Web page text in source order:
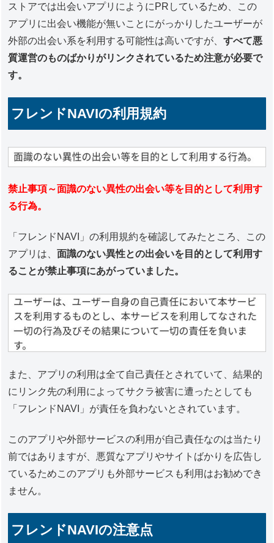
ストアでは出会いアプリにようにPRしているため、この
アプリに出会い機能が無いことにがっかりしたユーザーが
外部の出会い系を利用する可能性は高いですが、すべて悪
質運営のものばかりがリンクされているため注意が必要で
す。
フレンドNAVIの利用規約
禁止事項～面識のない異性の出会い等を目的として利用す
る行為。
「フレンドNAVI」の利用規約を確認してみたところ、この
アプリは、面識のない異性との出会いを目的として利用す
ることが禁止事項にあがっていました。
また、アプリの利用は全て自己責任とされていて、結果的
にリンク先の利用によってサクラ被害に遭ったとしても
「フレンドNAVI」が責任を負わないとされています。
このアプリや外部サービスの利用が自己責任なのは当たり
前ではありますが、悪質なアプリやサイトばかりを広告し
ているためこのアプリも外部サービスも利用はお勧めでき
ません。
フレンドNAVIの注意点